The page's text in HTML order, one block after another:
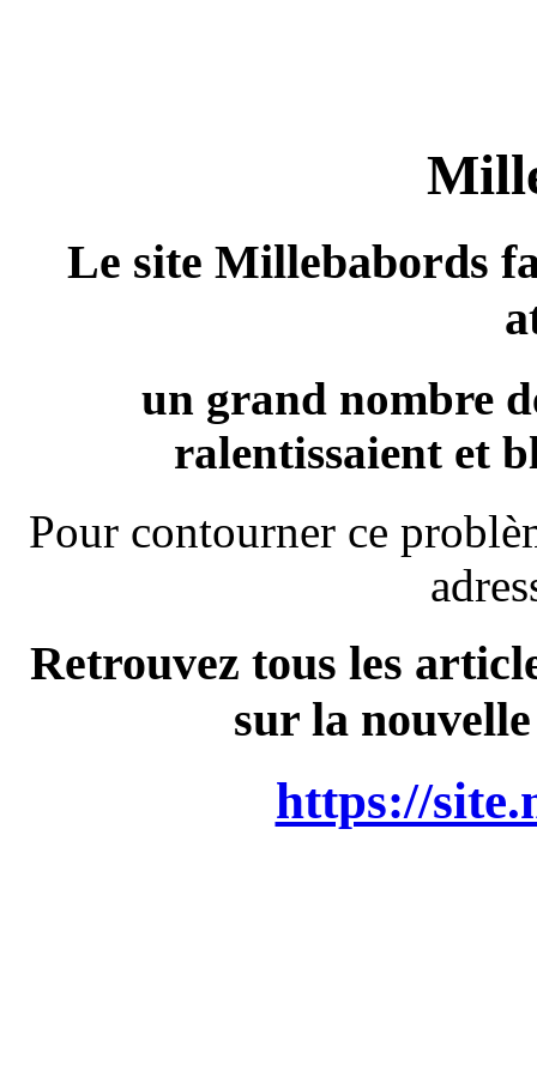
Le site Millebabords
un grand nombre
ralentissaient et
Pour contourner ce
Retrouvez tous les
sur la
https://